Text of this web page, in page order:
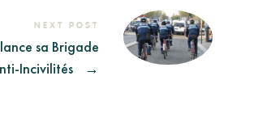
NEXT POST
sa Brigade
Incivilités
→